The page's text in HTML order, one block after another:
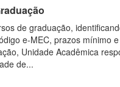
de graduação,
e-MEC, prazos mínimo
Unidade Acadêmica
de...